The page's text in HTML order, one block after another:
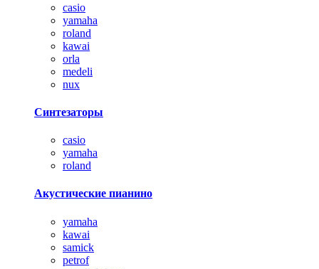
casio
yamaha
roland
kawai
orla
medeli
nux
Синтезаторы
casio
yamaha
roland
Акустические пианино
yamaha
kawai
samick
petrof